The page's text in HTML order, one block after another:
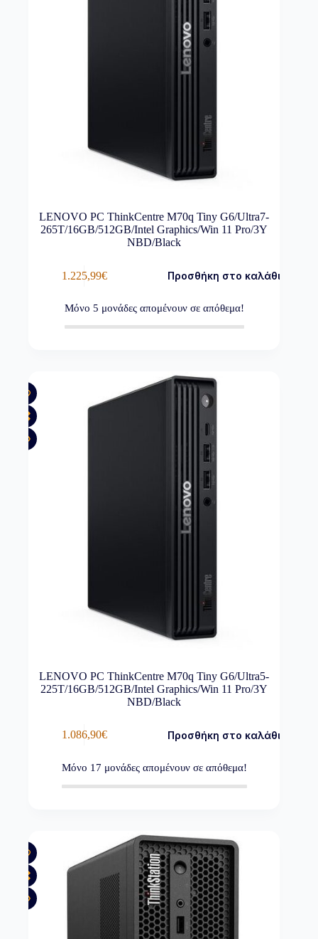
LENOVO PC ThinkCentre M70q Tiny G6/Ultra7-
265T/16GB/512GB/Intel Graphics/Win 11 Pro/3Y
NBD/Black
1.225,99€ Προσθήκη στο καλάθι
Μόνο 5 μονάδες απομένουν σε απόθεμα!
LENOVO PC ThinkCentre M70q Tiny G6/Ultra5-
225T/16GB/512GB/Intel Graphics/Win 11 Pro/3Y
NBD/Black
1.086,90€ Προσθήκη στο καλάθι
Μόνο 17 μονάδες απομένουν σε απόθεμα!